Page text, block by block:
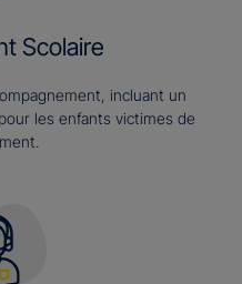
Scolaire
incluant un
les enfants victimes de